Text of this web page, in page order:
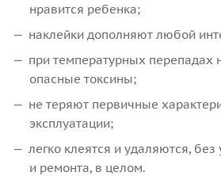
нравится ребенка;
наклейки дополняют любой
при температурных перепадах
опасные токсины;
не теряют первичные
эксплуатации;
легко клеятся и удаляются,
и ремонта, в целом.